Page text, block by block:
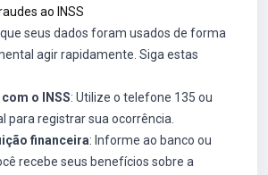
ao INSS
seus dados foram usados de forma
agir rapidamente. Siga estas
o INSS: Utilize o telefone 135 ou
para registrar sua ocorrência.
financeira: Informe ao banco ou
recebe seus benefícios sobre a